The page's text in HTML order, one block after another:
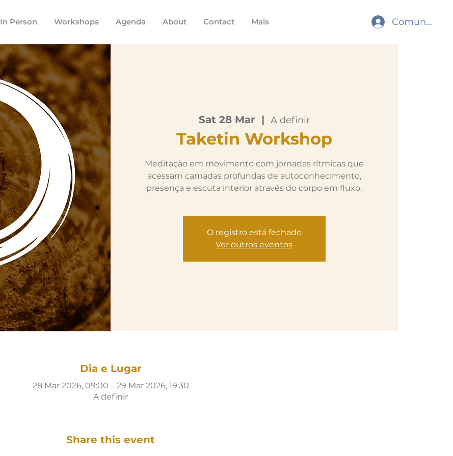
In Person Workshops Agenda About Contact Mais Comunidade
Sat 28 Mar
  |
A definir
Taketin Workshop
Meditação em movimento com jornadas rítmicas que
acessam camadas profundas de autoconhecimento,
presença e escuta interior através do corpo em fluxo.
O registro está fechado
Ver outros eventos
Dia e Lugar
28 Mar 2026, 09:00 – 29 Mar 2026, 19:30
A definir
Share this event